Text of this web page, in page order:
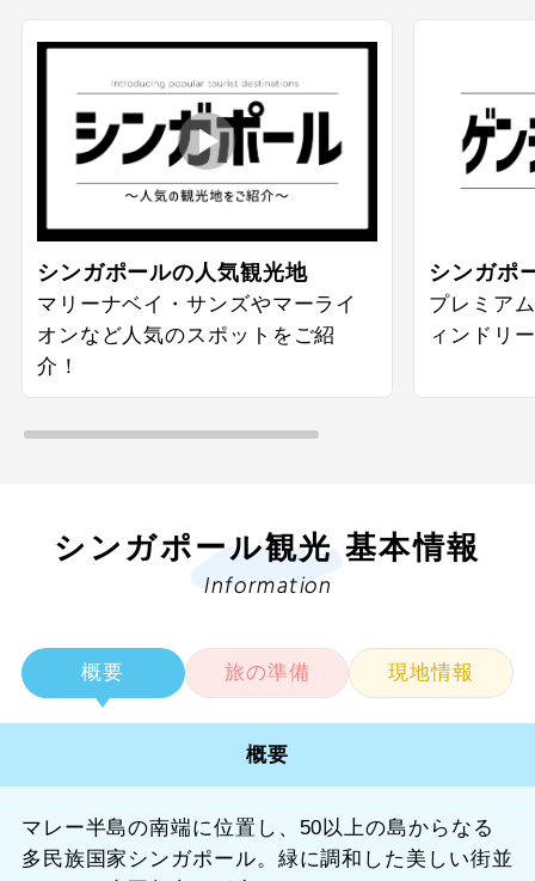
シンガポールの人気観光地
マリーナベイ・サンズやマーライ
オンなど人気のスポットをご紹
介！
シンガポ
プレミア
ィンドリ
シンガポール観光 基本情報
Information
概要 旅の準備 現地情報
概要
マレー半島の南端に位置し、50以上の島からなる
多民族国家シンガポール。緑に調和した美しい街並